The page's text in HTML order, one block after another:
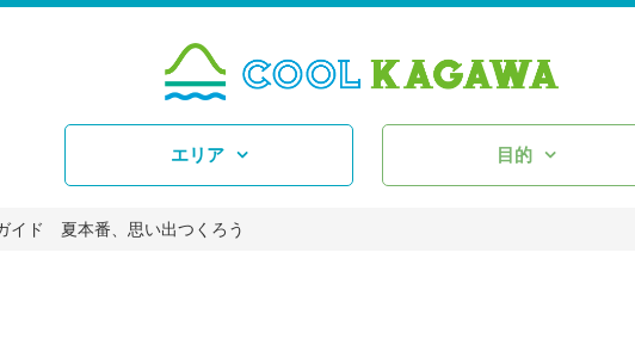
エリア 目的
イド 夏本番、思い出つくろう